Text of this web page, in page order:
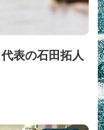
表の石田拓人